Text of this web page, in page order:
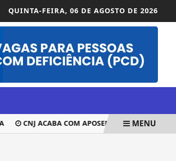
QUINTA-FEIRA, 06 DE AGOSTO DE 2026
CNJ ACABA COM APOSENTADORIAMENU